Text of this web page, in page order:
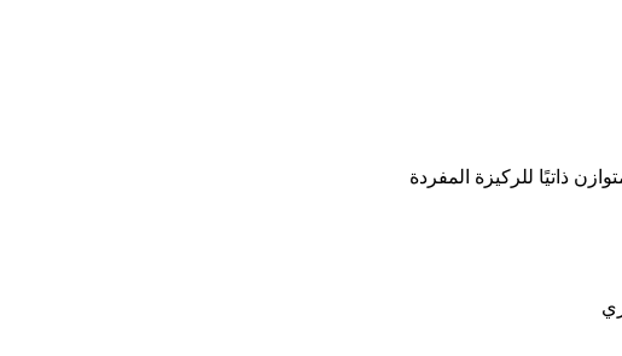
ذاتيًا للركيزة المفردة